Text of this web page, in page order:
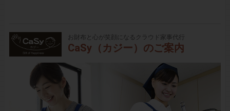
お財布と心が笑顔になるクラウド家事代行
CaSy（カジー）のご案内